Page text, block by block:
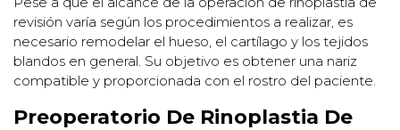
revisión varía según los procedimientos a realizar, es
necesario remodelar el hueso, el cartílago y los tejidos
blandos en general. Su objetivo es obtener una nariz
compatible y proporcionada con el rostro del paciente.
Preoperatorio De Rinoplastia De